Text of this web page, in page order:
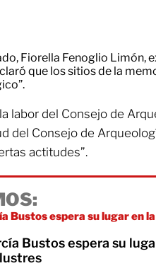
Fiorella Fenoglio Limón,
que los sitios de la
labor del Consejo de
del Consejo de
actitudes”.
Bustos espera su lugar en
Bustos espera su